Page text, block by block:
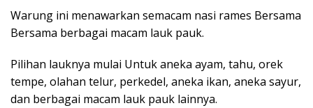
Warung ini menawarkan semacam nasi rames Bersama
Bersama berbagai macam lauk pauk.
Pilihan lauknya mulai Untuk aneka ayam, tahu, orek
tempe, olahan telur, perkedel, aneka ikan, aneka sayur,
dan berbagai macam lauk pauk lainnya.